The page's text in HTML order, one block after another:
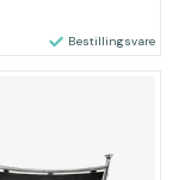
Bestillingsvare